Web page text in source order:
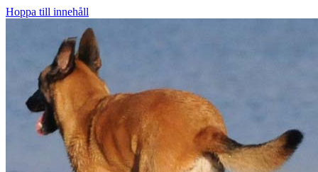
Hoppa till innehåll